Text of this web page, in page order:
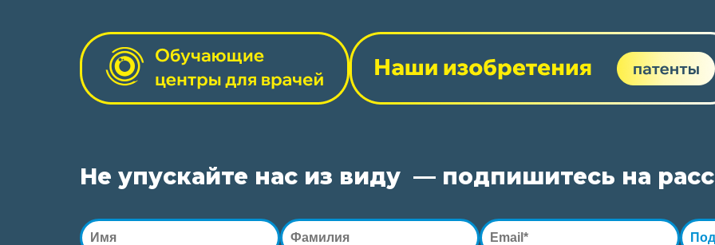
Не упускайте нас из виду — подпишитесь на